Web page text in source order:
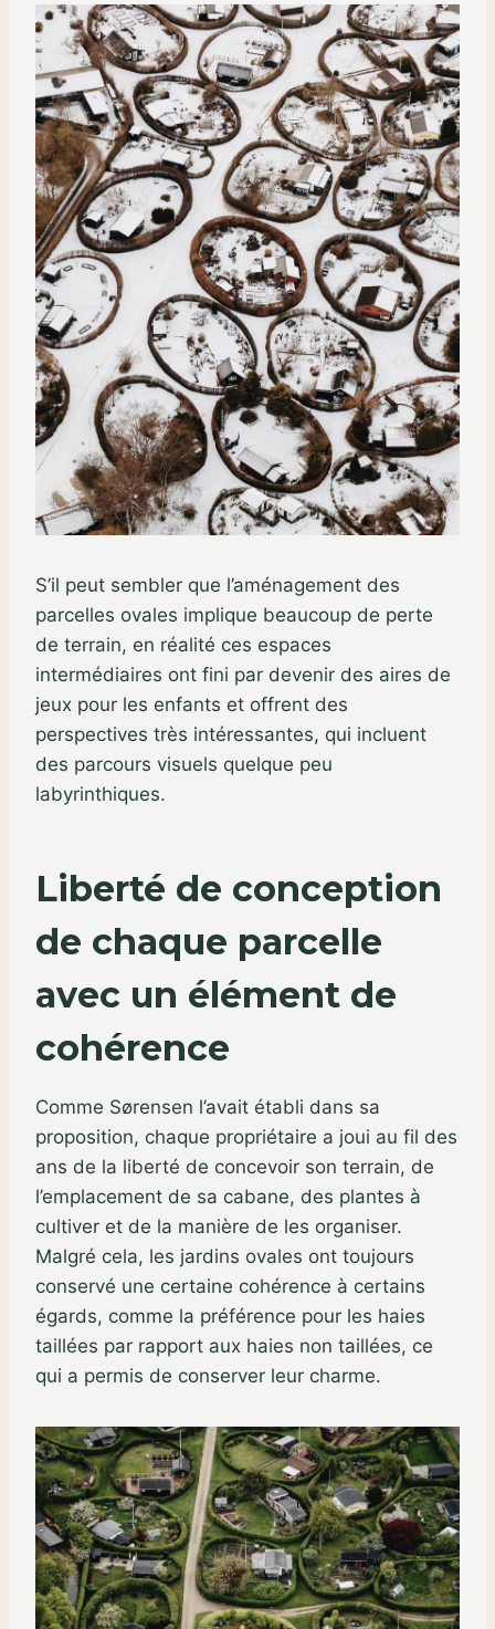
S’il peut sembler que l’aménagement des
parcelles ovales implique beaucoup de perte
de terrain, en réalité ces espaces
intermédiaires ont fini par devenir des aires de
jeux pour les enfants et offrent des
perspectives très intéressantes, qui incluent
des parcours visuels quelque peu
labyrinthiques.
Liberté de conception
de chaque parcelle
avec un élément de
cohérence
Comme Sørensen l’avait établi dans sa
proposition, chaque propriétaire a joui au fil des
ans de la liberté de concevoir son terrain, de
l’emplacement de sa cabane, des plantes à
cultiver et de la manière de les organiser.
Malgré cela, les jardins ovales ont toujours
conservé une certaine cohérence à certains
égards, comme la préférence pour les haies
taillées par rapport aux haies non taillées, ce
qui a permis de conserver leur charme.